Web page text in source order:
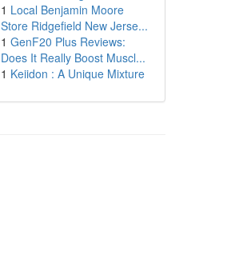
1 Local Benjamin Moore
Store Ridgefield New Jerse...
1 GenF20 Plus Reviews:
Does It Really Boost Muscl...
1 Keiidon : A Unique Mixture